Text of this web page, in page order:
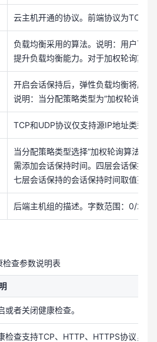
云主机开通的协议。前端协议为TCP
负载均衡采用的算法。说明：用户可
提升负载均衡能力。对于加权轮询算
开启会话保持后，弹性负载均衡将属
说明：当分配策略类型为“加权轮询算
TCP和UDP协议仅支持源IP地址类型。
当分配策略类型选择“加权轮询算法”或
需添加会话保持时间。四层会话保持
七层会话保持的会话保持时间取值范
后端主机组的描述。字数范围：0/255
查参数说明表
或者关闭健康检查。
检查支持TCP、HTTP、HTTPS协议，设